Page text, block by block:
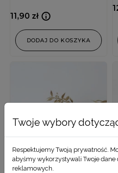
11,90 zł
DODAJ DO KOSZYKA
Twoje wybory
Respektujemy Twoją prywatność.
abyśmy wykorzystywali Twoje
reklamowych.